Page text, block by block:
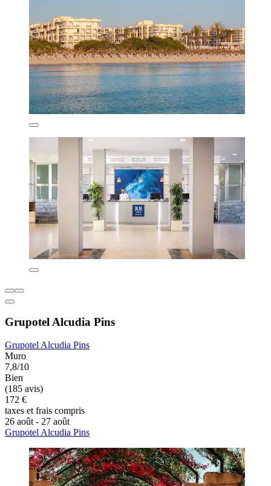
Grupotel Alcudia Pins
Grupotel Alcudia Pins
Muro
7,8/10
Bien
(185 avis)
172 €
taxes et frais compris
26 août - 27 août
Grupotel Alcudia Pins